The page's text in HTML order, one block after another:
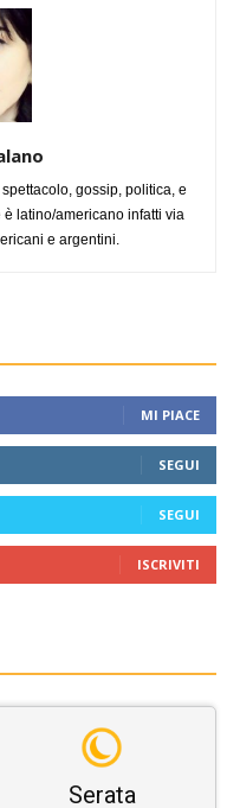
gossip, politica, e
latino/americano infatti via
e argentini.
MI PIACE
SEGUI
SEGUI
ISCRIVITI
Serata